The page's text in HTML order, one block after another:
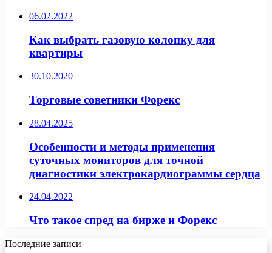
06.02.2022
Как выбрать газовую колонку для
квартиры
30.10.2020
Торговые советники Форекс
28.04.2025
Особенности и методы применения
суточных мониторов для точной
диагностики электрокардиограммы сердца
24.04.2022
Что такое спред на бирже и Форекс
Последние записи